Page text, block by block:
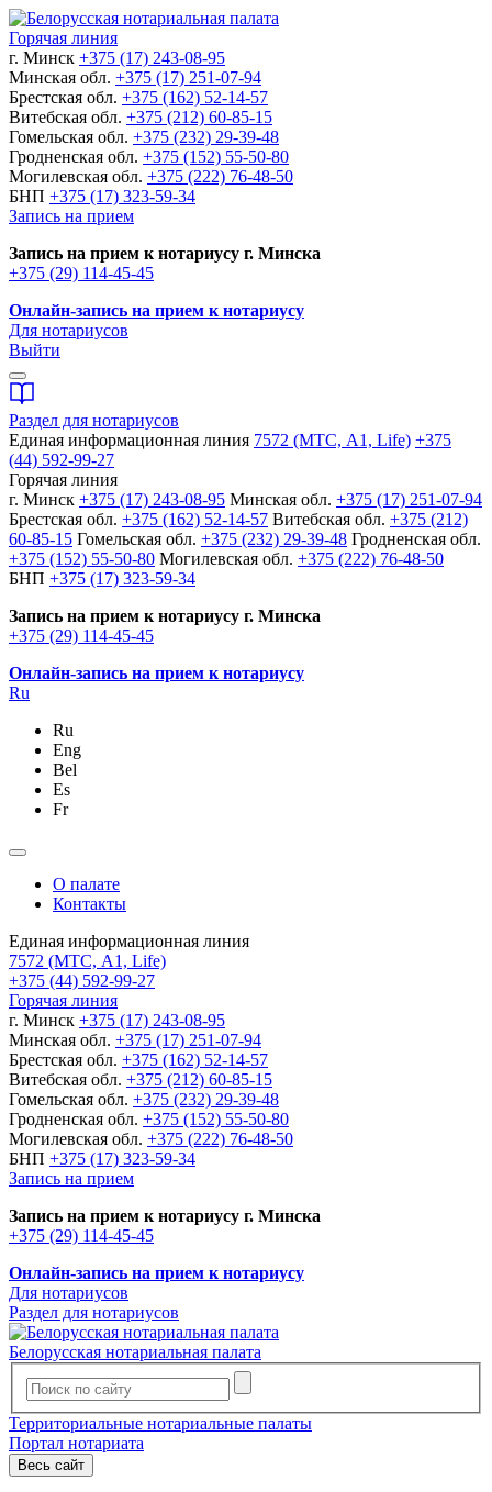
Горячая линия
г. Минск +375 (17) 243-08-95
Минская обл. +375 (17) 251-07-94
Брестская обл. +375 (162) 52-14-57
Витебская обл. +375 (212) 60-85-15
Гомельская обл. +375 (232) 29-39-48
Гродненская обл. +375 (152) 55-50-80
Могилевская обл. +375 (222) 76-48-50
БНП +375 (17) 323-59-34
Запись на прием
Запись на прием к нотариусу г. Минска
+375 (29) 114-45-45
Онлайн-запись на прием к нотариусу
Для нотариусов
Выйти
Раздел для нотариусов
Единая информационная линия 7572 (МТС, A1, Life) +375
(44) 592-99-27
Горячая линия
г. Минск +375 (17) 243-08-95 Минская обл. +375 (17) 251-07-94
Брестская обл. +375 (162) 52-14-57 Витебская обл. +375 (212)
60-85-15 Гомельская обл. +375 (232) 29-39-48 Гродненская обл.
+375 (152) 55-50-80 Могилевская обл. +375 (222) 76-48-50
БНП +375 (17) 323-59-34
Запись на прием к нотариусу г. Минска
+375 (29) 114-45-45
Онлайн-запись на прием к нотариусу
Ru
Ru
Eng
Bel
Es
Fr
О палате
Контакты
Единая информационная линия
7572 (МТС, A1, Life)
+375 (44) 592-99-27
Горячая линия
г. Минск +375 (17) 243-08-95
Минская обл. +375 (17) 251-07-94
Брестская обл. +375 (162) 52-14-57
Витебская обл. +375 (212) 60-85-15
Гомельская обл. +375 (232) 29-39-48
Гродненская обл. +375 (152) 55-50-80
Могилевская обл. +375 (222) 76-48-50
БНП +375 (17) 323-59-34
Запись на прием
Запись на прием к нотариусу г. Минска
+375 (29) 114-45-45
Онлайн-запись на прием к нотариусу
Для нотариусов
Раздел для нотариусов
Белорусская нотариальная палата
Территориальные нотариальные палаты
Портал нотариата
Весь сайт